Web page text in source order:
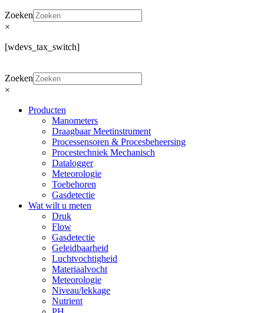
Zoeken
×
[wdevs_tax_switch]
Zoeken
×
Producten
Manometers
Draagbaar Meetinstrument
Processensoren & Procesbeheersing
Procestechniek Mechanisch
Datalogger
Meteorologie
Toebehoren
Gasdetectie
Wat wilt u meten
Druk
Flow
Gasdetectie
Geleidbaarheid
Luchtvochtigheid
Materiaalvocht
Meteorologie
Niveau/lekkage
Nutrient